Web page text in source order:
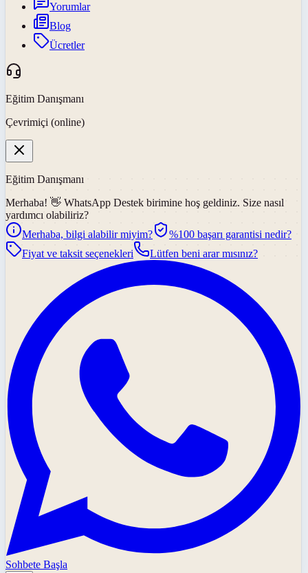
Yorumlar
Blog
Ücretler
Eğitim Danışmanı
Çevrimiçi (online)
Eğitim Danışmanı
Merhaba! 👋 WhatsApp Destek birimine hoş geldiniz. Size nasıl
yardımcı olabiliriz?
Merhaba, bilgi alabilir miyim?
%100 başarı garantisi nedir?
Fiyat ve taksit seçenekleri
Lütfen beni arar mısınız?
Sohbete Başla